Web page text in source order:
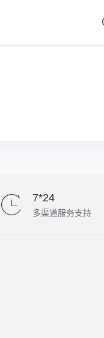
7*24
多渠道服务支持